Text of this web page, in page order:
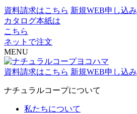
資料請求はこちら 新規WEB申し込み
カタログ本紙は
こちら
ネットで注文
MENU
資料請求はこちら 新規WEB申し込み
ナチュラルコープについて
私たちについて